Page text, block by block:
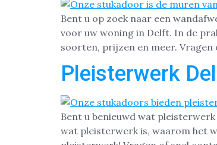
Bent u op zoek naar een
voor uw woning in Delft. In de
soorten, prijzen en meer.
Pleisterwerk
Bent u benieuwd wat
wat pleisterwerk is, waarom het